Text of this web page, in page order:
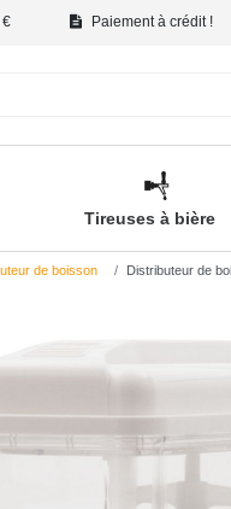
€ Paiement à crédit !
Tireuses à bière
de boisson Distributeur de